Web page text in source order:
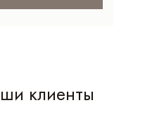
клиенты